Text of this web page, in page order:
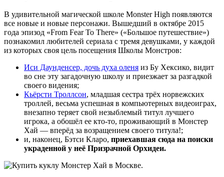
В удивительной магической школе Monster High появляются
все новые и новые персонажи. Вышедший в октябре 2015
года эпизод «From Fear To There» («Большое путешествие»)
познакомил любителей сериала с тремя девушками, у каждой
из которых своя цель посещения Школы Монстров:
Иси Даунденсер, дочь духа оленя из Бу Хексико, видит
во сне эту загадочную школу и приезжает за разгадкой
своего видения;
Кьёрсти Троллсон, младшая сестра трёх норвежских
троллей, весьма успешная в компьютерных видеоиграх,
внезапно теряет свой незыблемый титул лучшего
игрока, а обошёл ее кто-то, проживающий в Монстер
Хай — вперёд за возращением своего титула!;
и, наконец, Бэтси Кларо, приехавшая сюда на поиски
украденной у неё Призрачной Орхидеи.